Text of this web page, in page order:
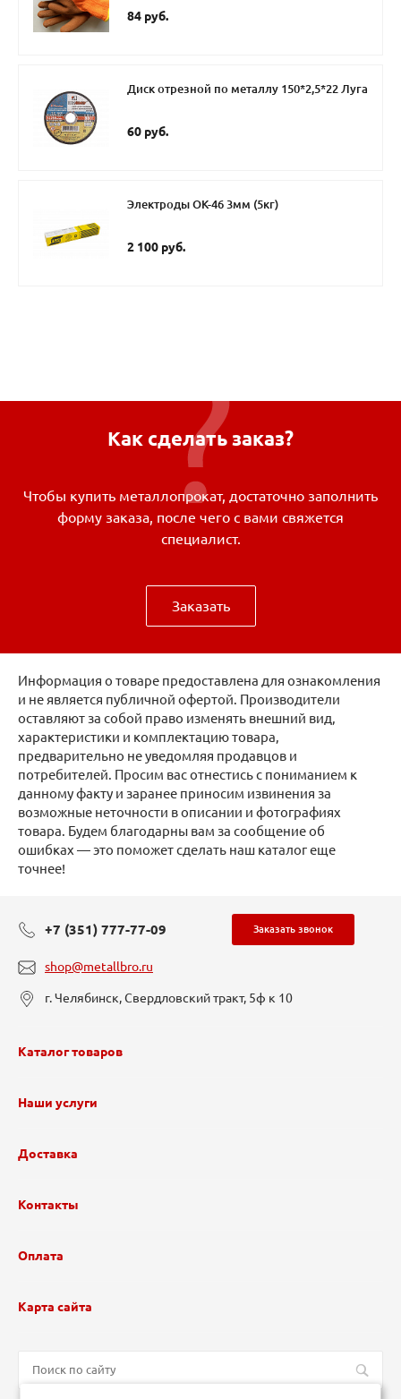
84 руб.
Диск отрезной по металлу 150*2,5*22 Луга
60 руб.
Электроды ОК-46 3мм (5кг)
2 100 руб.
Как сделать заказ?
Чтобы купить металлопрокат, достаточно заполнить
форму заказа, после чего с вами свяжется
специалист.
Заказать
Информация о товаре предоставлена для ознакомления
и не является публичной офертой. Производители
оставляют за собой право изменять внешний вид,
характеристики и комплектацию товара,
предварительно не уведомляя продавцов и
потребителей. Просим вас отнестись с пониманием к
данному факту и заранее приносим извинения за
возможные неточности в описании и фотографиях
товара. Будем благодарны вам за сообщение об
ошибках — это поможет сделать наш каталог еще
точнее!
+7 (351) 777-77-09 Заказать звонок
shop@metallbro.ru
г. Челябинск, Свердловский тракт, 5ф к 10
Каталог товаров
Наши услуги
Доставка
Контакты
Оплата
Карта сайта